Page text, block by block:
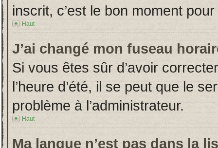
inscrit, c’est le bon moment
Haut
J’ai changé mon fuseau
Si vous êtes sûr d’avoir
l’heure d’été, il se peut que le
problème à l’administrateur.
Haut
Ma langue n’est pas dans la